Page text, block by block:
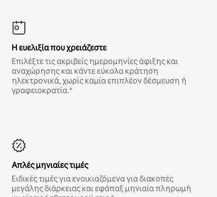
Η ευελιξία που χρειάζεστε
Επιλέξτε τις ακριβείς ημερομηνίες άφιξης και
αναχώρησης και κάντε εύκολα κράτηση
ηλεκτρονικά, χωρίς καμία επιπλέον δέσμευση ή
γραφειοκρατία.*
Απλές μηνιαίες τιμές
Ειδικές τιμές για ενοικιαζόμενα για διακοπές
μεγάλης διάρκειας και εφάπαξ μηνιαία πληρωμή